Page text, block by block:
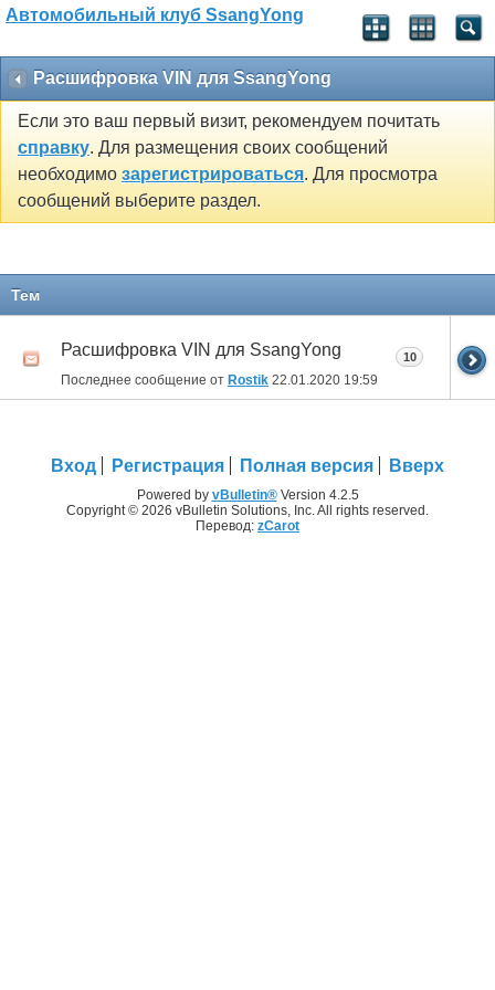
Автомобильный клуб SsangYong
Расшифровка VIN для SsangYong
Если это ваш первый визит, рекомендуем почитать
справку. Для размещения своих сообщений
необходимо зарегистрироваться. Для просмотра
сообщений выберите раздел.
Тем
Расшифровка VIN для SsangYong
Последнее сообщение от Rostik 22.01.2020 19:59
10
Вход Регистрация Полная версия Вверх
Powered by vBulletin®Version 4.2.5
Copyright © 2026 vBulletin Solutions, Inc. All rights reserved.
Перевод: zCarot